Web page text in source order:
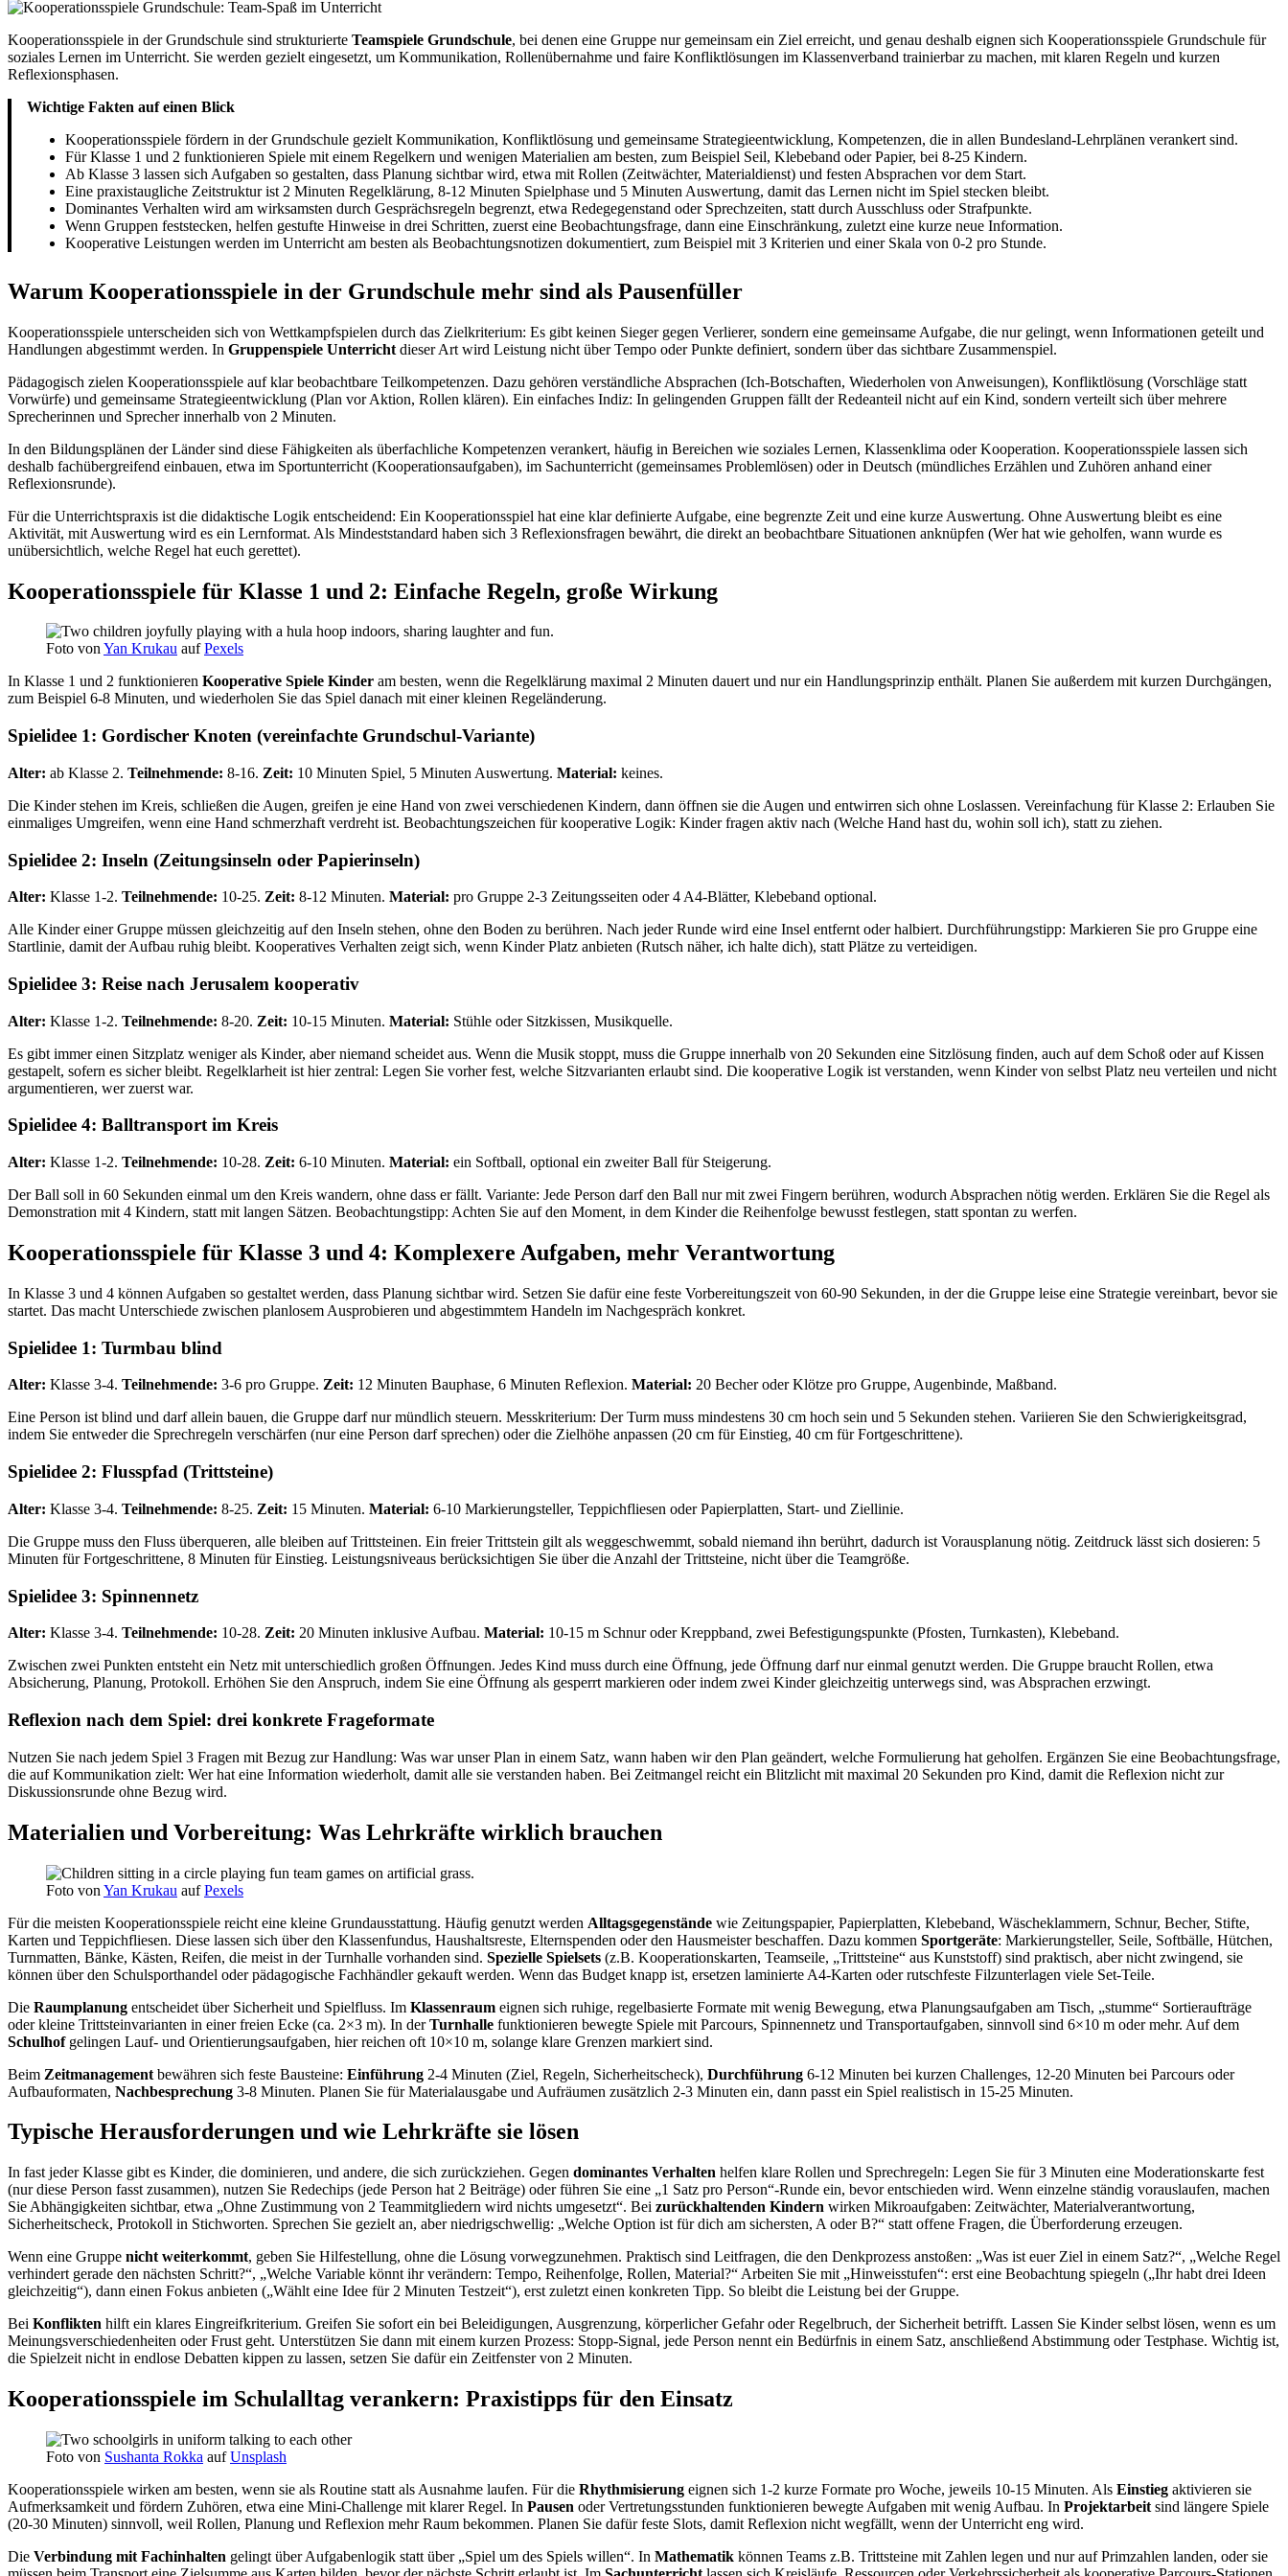
Kooperationsspiele in der Grundschule sind strukturierte Teamspiele Grundschule, bei denen eine Gruppe nur gemeinsam ein Ziel erreicht, und genau deshalb eignen sich Kooperationsspiele Grundschule für
soziales Lernen im Unterricht. Sie werden gezielt eingesetzt, um Kommunikation, Rollenübernahme und faire Konfliktlösungen im Klassenverband trainierbar zu machen, mit klaren Regeln und kurzen
Reflexionsphasen.
Wichtige Fakten auf einen Blick
Kooperationsspiele fördern in der Grundschule gezielt Kommunikation, Konfliktlösung und gemeinsame Strategieentwicklung, Kompetenzen, die in allen Bundesland-Lehrplänen verankert sind.
Für Klasse 1 und 2 funktionieren Spiele mit einem Regelkern und wenigen Materialien am besten, zum Beispiel Seil, Klebeband oder Papier, bei 8-25 Kindern.
Ab Klasse 3 lassen sich Aufgaben so gestalten, dass Planung sichtbar wird, etwa mit Rollen (Zeitwächter, Materialdienst) und festen Absprachen vor dem Start.
Eine praxistaugliche Zeitstruktur ist 2 Minuten Regelklärung, 8-12 Minuten Spielphase und 5 Minuten Auswertung, damit das Lernen nicht im Spiel stecken bleibt.
Dominantes Verhalten wird am wirksamsten durch Gesprächsregeln begrenzt, etwa Redegegenstand oder Sprechzeiten, statt durch Ausschluss oder Strafpunkte.
Wenn Gruppen feststecken, helfen gestufte Hinweise in drei Schritten, zuerst eine Beobachtungsfrage, dann eine Einschränkung, zuletzt eine kurze neue Information.
Kooperative Leistungen werden im Unterricht am besten als Beobachtungsnotizen dokumentiert, zum Beispiel mit 3 Kriterien und einer Skala von 0-2 pro Stunde.
Warum Kooperationsspiele in der Grundschule mehr sind als Pausenfüller
Kooperationsspiele unterscheiden sich von Wettkampfspielen durch das Zielkriterium: Es gibt keinen Sieger gegen Verlierer, sondern eine gemeinsame Aufgabe, die nur gelingt, wenn Informationen geteilt und
Handlungen abgestimmt werden. In Gruppenspiele Unterricht dieser Art wird Leistung nicht über Tempo oder Punkte definiert, sondern über das sichtbare Zusammenspiel.
Pädagogisch zielen Kooperationsspiele auf klar beobachtbare Teilkompetenzen. Dazu gehören verständliche Absprachen (Ich-Botschaften, Wiederholen von Anweisungen), Konfliktlösung (Vorschläge statt
Vorwürfe) und gemeinsame Strategieentwicklung (Plan vor Aktion, Rollen klären). Ein einfaches Indiz: In gelingenden Gruppen fällt der Redeanteil nicht auf ein Kind, sondern verteilt sich über mehrere
Sprecherinnen und Sprecher innerhalb von 2 Minuten.
In den Bildungsplänen der Länder sind diese Fähigkeiten als überfachliche Kompetenzen verankert, häufig in Bereichen wie soziales Lernen, Klassenklima oder Kooperation. Kooperationsspiele lassen sich
deshalb fachübergreifend einbauen, etwa im Sportunterricht (Kooperationsaufgaben), im Sachunterricht (gemeinsames Problemlösen) oder in Deutsch (mündliches Erzählen und Zuhören anhand einer
Reflexionsrunde).
Für die Unterrichtspraxis ist die didaktische Logik entscheidend: Ein Kooperationsspiel hat eine klar definierte Aufgabe, eine begrenzte Zeit und eine kurze Auswertung. Ohne Auswertung bleibt es eine
Aktivität, mit Auswertung wird es ein Lernformat. Als Mindeststandard haben sich 3 Reflexionsfragen bewährt, die direkt an beobachtbare Situationen anknüpfen (Wer hat wie geholfen, wann wurde es
unübersichtlich, welche Regel hat euch gerettet).
Kooperationsspiele für Klasse 1 und 2: Einfache Regeln, große Wirkung
Foto vonYan Krukau aufPexels
In Klasse 1 und 2 funktionieren Kooperative Spiele Kinder am besten, wenn die Regelklärung maximal 2 Minuten dauert und nur ein Handlungsprinzip enthält. Planen Sie außerdem mit kurzen Durchgängen,
zum Beispiel 6-8 Minuten, und wiederholen Sie das Spiel danach mit einer kleinen Regeländerung.
Spielidee 1: Gordischer Knoten (vereinfachte Grundschul-Variante)
Alter: ab Klasse 2. Teilnehmende: 8-16. Zeit: 10 Minuten Spiel, 5 Minuten Auswertung. Material: keines.
Die Kinder stehen im Kreis, schließen die Augen, greifen je eine Hand von zwei verschiedenen Kindern, dann öffnen sie die Augen und entwirren sich ohne Loslassen. Vereinfachung für Klasse 2: Erlauben Sie
einmaliges Umgreifen, wenn eine Hand schmerzhaft verdreht ist. Beobachtungszeichen für kooperative Logik: Kinder fragen aktiv nach (Welche Hand hast du, wohin soll ich), statt zu ziehen.
Spielidee 2: Inseln (Zeitungsinseln oder Papierinseln)
Alter: Klasse 1-2. Teilnehmende: 10-25. Zeit: 8-12 Minuten. Material: pro Gruppe 2-3 Zeitungsseiten oder 4 A4-Blätter, Klebeband optional.
Alle Kinder einer Gruppe müssen gleichzeitig auf den Inseln stehen, ohne den Boden zu berühren. Nach jeder Runde wird eine Insel entfernt oder halbiert. Durchführungstipp: Markieren Sie pro Gruppe eine
Startlinie, damit der Aufbau ruhig bleibt. Kooperatives Verhalten zeigt sich, wenn Kinder Platz anbieten (Rutsch näher, ich halte dich), statt Plätze zu verteidigen.
Spielidee 3: Reise nach Jerusalem kooperativ
Alter: Klasse 1-2. Teilnehmende: 8-20. Zeit: 10-15 Minuten. Material: Stühle oder Sitzkissen, Musikquelle.
Es gibt immer einen Sitzplatz weniger als Kinder, aber niemand scheidet aus. Wenn die Musik stoppt, muss die Gruppe innerhalb von 20 Sekunden eine Sitzlösung finden, auch auf dem Schoß oder auf Kissen
gestapelt, sofern es sicher bleibt. Regelklarheit ist hier zentral: Legen Sie vorher fest, welche Sitzvarianten erlaubt sind. Die kooperative Logik ist verstanden, wenn Kinder von selbst Platz neu verteilen und nicht
argumentieren, wer zuerst war.
Spielidee 4: Balltransport im Kreis
Alter: Klasse 1-2. Teilnehmende: 10-28. Zeit: 6-10 Minuten. Material: ein Softball, optional ein zweiter Ball für Steigerung.
Der Ball soll in 60 Sekunden einmal um den Kreis wandern, ohne dass er fällt. Variante: Jede Person darf den Ball nur mit zwei Fingern berühren, wodurch Absprachen nötig werden. Erklären Sie die Regel als
Demonstration mit 4 Kindern, statt mit langen Sätzen. Beobachtungstipp: Achten Sie auf den Moment, in dem Kinder die Reihenfolge bewusst festlegen, statt spontan zu werfen.
Kooperationsspiele für Klasse 3 und 4: Komplexere Aufgaben, mehr Verantwortung
In Klasse 3 und 4 können Aufgaben so gestaltet werden, dass Planung sichtbar wird. Setzen Sie dafür eine feste Vorbereitungszeit von 60-90 Sekunden, in der die Gruppe leise eine Strategie vereinbart, bevor sie
startet. Das macht Unterschiede zwischen planlosem Ausprobieren und abgestimmtem Handeln im Nachgespräch konkret.
Spielidee 1: Turmbau blind
Alter: Klasse 3-4. Teilnehmende: 3-6 pro Gruppe. Zeit: 12 Minuten Bauphase, 6 Minuten Reflexion. Material: 20 Becher oder Klötze pro Gruppe, Augenbinde, Maßband.
Eine Person ist blind und darf allein bauen, die Gruppe darf nur mündlich steuern. Messkriterium: Der Turm muss mindestens 30 cm hoch sein und 5 Sekunden stehen. Variieren Sie den Schwierigkeitsgrad,
indem Sie entweder die Sprechregeln verschärfen (nur eine Person darf sprechen) oder die Zielhöhe anpassen (20 cm für Einstieg, 40 cm für Fortgeschrittene).
Spielidee 2: Flusspfad (Trittsteine)
Alter: Klasse 3-4. Teilnehmende: 8-25. Zeit: 15 Minuten. Material: 6-10 Markierungsteller, Teppichfliesen oder Papierplatten, Start- und Ziellinie.
Die Gruppe muss den Fluss überqueren, alle bleiben auf Trittsteinen. Ein freier Trittstein gilt als weggeschwemmt, sobald niemand ihn berührt, dadurch ist Vorausplanung nötig. Zeitdruck lässt sich dosieren: 5
Minuten für Fortgeschrittene, 8 Minuten für Einstieg. Leistungsniveaus berücksichtigen Sie über die Anzahl der Trittsteine, nicht über die Teamgröße.
Spielidee 3: Spinnennetz
Alter: Klasse 3-4. Teilnehmende: 10-28. Zeit: 20 Minuten inklusive Aufbau. Material: 10-15 m Schnur oder Kreppband, zwei Befestigungspunkte (Pfosten, Turnkasten), Klebeband.
Zwischen zwei Punkten entsteht ein Netz mit unterschiedlich großen Öffnungen. Jedes Kind muss durch eine Öffnung, jede Öffnung darf nur einmal genutzt werden. Die Gruppe braucht Rollen, etwa
Absicherung, Planung, Protokoll. Erhöhen Sie den Anspruch, indem Sie eine Öffnung als gesperrt markieren oder indem zwei Kinder gleichzeitig unterwegs sind, was Absprachen erzwingt.
Reflexion nach dem Spiel: drei konkrete Frageformate
Nutzen Sie nach jedem Spiel 3 Fragen mit Bezug zur Handlung: Was war unser Plan in einem Satz, wann haben wir den Plan geändert, welche Formulierung hat geholfen. Ergänzen Sie eine Beobachtungsfrage,
die auf Kommunikation zielt: Wer hat eine Information wiederholt, damit alle sie verstanden haben. Bei Zeitmangel reicht ein Blitzlicht mit maximal 20 Sekunden pro Kind, damit die Reflexion nicht zur
Diskussionsrunde ohne Bezug wird.
Materialien und Vorbereitung: Was Lehrkräfte wirklich brauchen
Foto von Yan Krukau aufPexels
Für die meisten Kooperationsspiele reicht eine kleine Grundausstattung. Häufig genutzt werden Alltagsgegenstände wie Zeitungspapier, Papierplatten, Klebeband, Wäscheklammern, Schnur, Becher, Stifte,
Karten und Teppichfliesen. Diese lassen sich über den Klassenfundus, Haushaltsreste, Elternspenden oder den Hausmeister beschaffen. Dazu kommen Sportgeräte: Markierungsteller, Seile, Softbälle, Hütchen,
Turnmatten, Bänke, Kästen, Reifen, die meist in der Turnhalle vorhanden sind. Spezielle Spielsets (z.B. Kooperationskarten, Teamseile, „Trittsteine“ aus Kunststoff) sind praktisch, aber nicht zwingend, sie
können über den Schulsporthandel oder pädagogische Fachhändler gekauft werden. Wenn das Budget knapp ist, ersetzen laminierte A4-Karten oder rutschfeste Filzunterlagen viele Set-Teile.
Die Raumplanung entscheidet über Sicherheit und Spielfluss. Im Klassenraum eignen sich ruhige, regelbasierte Formate mit wenig Bewegung, etwa Planungsaufgaben am Tisch, „stumme“ Sortieraufträge
oder kleine Trittsteinvarianten in einer freien Ecke (ca. 2×3 m). In derTurnhalle funktionieren bewegte Spiele mit Parcours, Spinnennetz und Transportaufgaben, sinnvoll sind 6×10 m oder mehr. Auf dem
Schulhofgelingen Lauf- und Orientierungsaufgaben, hier reichen oft 10×10 m, solange klare Grenzen markiert sind.
Beim Zeitmanagement bewähren sich feste Bausteine: Einführung 2-4 Minuten (Ziel, Regeln, Sicherheitscheck), Durchführung 6-12 Minuten bei kurzen Challenges, 12-20 Minuten bei Parcours oder
Aufbauformaten, Nachbesprechung 3-8 Minuten. Planen Sie für Materialausgabe und Aufräumen zusätzlich 2-3 Minuten ein, dann passt ein Spiel realistisch in 15-25 Minuten.
Typische Herausforderungen und wie Lehrkräfte sie lösen
In fast jeder Klasse gibt es Kinder, die dominieren, und andere, die sich zurückziehen. Gegen dominantes Verhalten helfen klare Rollen und Sprechregeln: Legen Sie für 3 Minuten eine Moderationskarte fest
(nur diese Person fasst zusammen), nutzen Sie Redechips (jede Person hat 2 Beiträge) oder führen Sie eine „1 Satz pro Person“-Runde ein, bevor entschieden wird. Wenn einzelne ständig vorauslaufen, machen
Sie Abhängigkeiten sichtbar, etwa „Ohne Zustimmung von 2 Teammitgliedern wird nichts umgesetzt“. Bei zurückhaltenden Kindern wirken Mikroaufgaben: Zeitwächter, Materialverantwortung,
Sicherheitscheck, Protokoll in Stichworten. Sprechen Sie gezielt an, aber niedrigschwellig: „Welche Option ist für dich am sichersten, A oder B?“ statt offene Fragen, die Überforderung erzeugen.
Wenn eine Gruppe nicht weiterkommt, geben Sie Hilfestellung, ohne die Lösung vorwegzunehmen. Praktisch sind Leitfragen, die den Denkprozess anstoßen: „Was ist euer Ziel in einem Satz?“, „Welche Regel
verhindert gerade den nächsten Schritt?“, „Welche Variable könnt ihr verändern: Tempo, Reihenfolge, Rollen, Material?“ Arbeiten Sie mit „Hinweisstufen“: erst eine Beobachtung spiegeln („Ihr habt drei Ideen
gleichzeitig“), dann einen Fokus anbieten („Wählt eine Idee für 2 Minuten Testzeit“), erst zuletzt einen konkreten Tipp. So bleibt die Leistung bei der Gruppe.
Bei Konflikten hilft ein klares Eingreifkriterium. Greifen Sie sofort ein bei Beleidigungen, Ausgrenzung, körperlicher Gefahr oder Regelbruch, der Sicherheit betrifft. Lassen Sie Kinder selbst lösen, wenn es um
Meinungsverschiedenheiten oder Frust geht. Unterstützen Sie dann mit einem kurzen Prozess: Stopp-Signal, jede Person nennt ein Bedürfnis in einem Satz, anschließend Abstimmung oder Testphase. Wichtig ist,
die Spielzeit nicht in endlose Debatten kippen zu lassen, setzen Sie dafür ein Zeitfenster von 2 Minuten.
Kooperationsspiele im Schulalltag verankern: Praxistipps für den Einsatz
Foto von Sushanta Rokka aufUnsplash
Kooperationsspiele wirken am besten, wenn sie als Routine statt als Ausnahme laufen. Für die Rhythmisierung eignen sich 1-2 kurze Formate pro Woche, jeweils 10-15 Minuten. Als Einstieg aktivieren sie
Aufmerksamkeit und fördern Zuhören, etwa eine Mini-Challenge mit klarer Regel. In Pausen oder Vertretungsstunden funktionieren bewegte Aufgaben mit wenig Aufbau. In Projektarbeit sind längere Spiele
(20-30 Minuten) sinnvoll, weil Rollen, Planung und Reflexion mehr Raum bekommen. Planen Sie dafür feste Slots, damit Reflexion nicht wegfällt, wenn der Unterricht eng wird.
Die Verbindung mit Fachinhalten gelingt über Aufgabenlogik statt über „Spiel um des Spiels willen“. In Mathematik können Teams z.B. Trittsteine mit Zahlen legen und nur auf Primzahlen landen, oder sie